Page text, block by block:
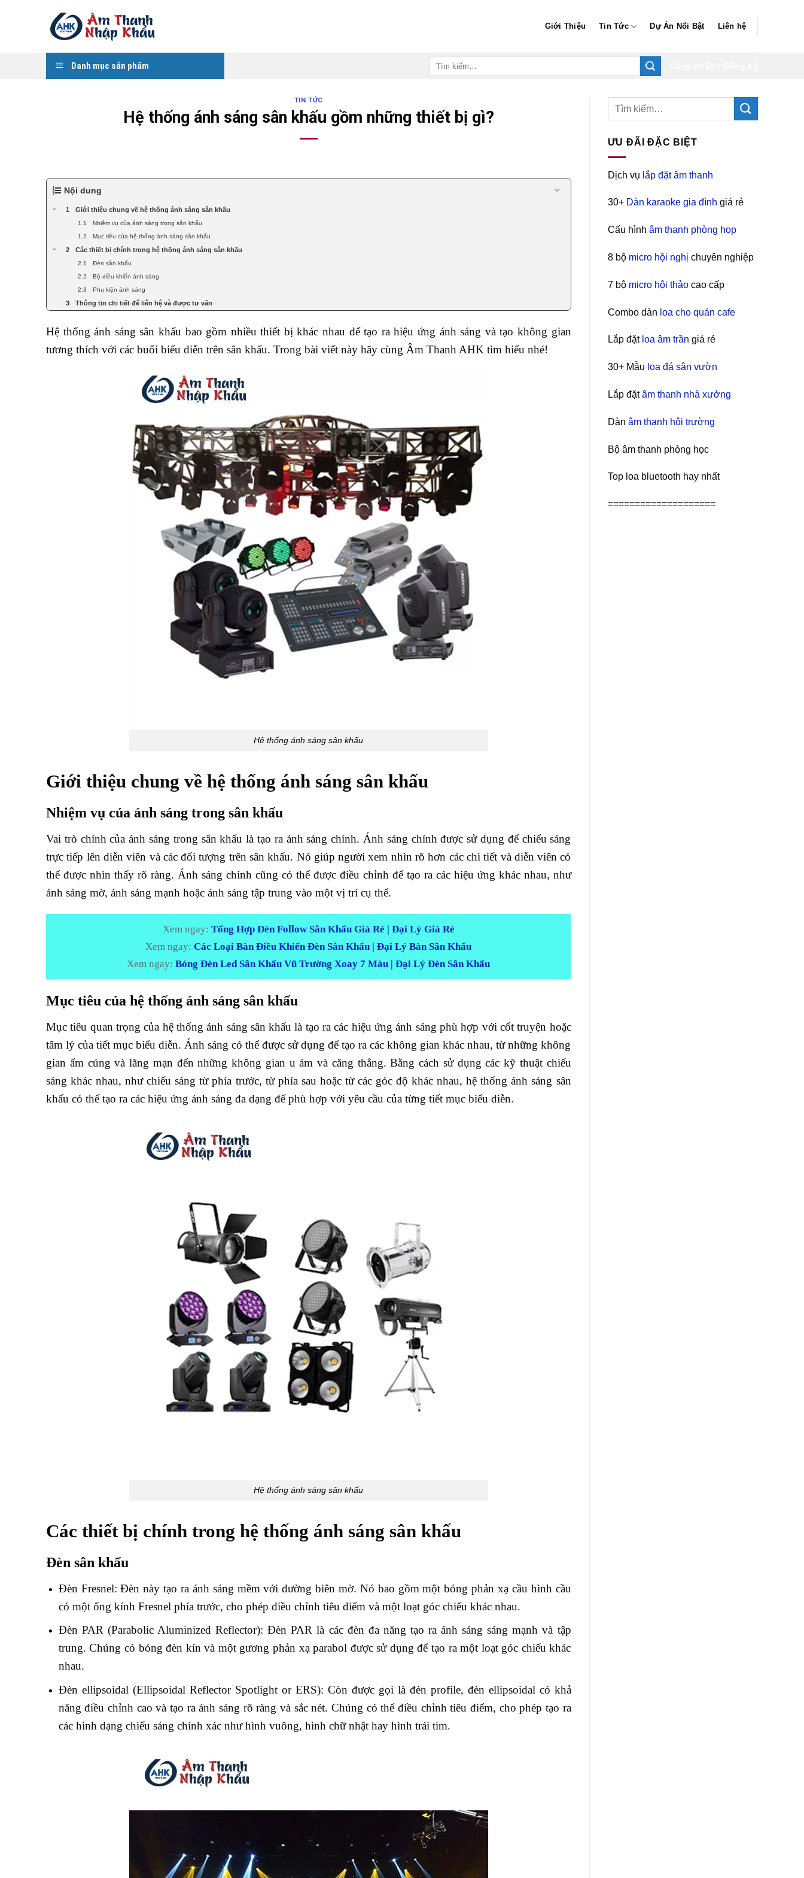
Giới Thiệu Tin Tức Dự Án Nổi Bật Liên hệ
Danh mục sản phẩm
TIN TỨC
Hệ thống ánh sáng sân khấu gồm những thiết bị gì?
Nội dung
Giới thiệu chung về hệ thống ánh sáng sân khấu
Nhiệm vụ của ánh sáng trong sân khấu
Mục tiêu của hệ thống ánh sáng sân khấu
Các thiết bị chính trong hệ thống ánh sáng sân khấu
Đèn sân khấu
Bộ điều khiển ánh sáng
Phụ kiện ánh sáng
Thông tin chi tiết để liên hệ và được tư vấn
Hệ thống ánh sáng sân khấu bao gồm nhiều thiết bị khác nhau để tạo ra hiệu ứng ánh sáng và tạo không gian
tương thích với các buổi biểu diễn trên sân khấu. Trong bài viết này hãy cùng Âm Thanh AHK tìm hiểu nhé!
Hệ thống ánh sáng sân khấu
Giới thiệu chung về hệ thống ánh sáng sân khấu
Nhiệm vụ của ánh sáng trong sân khấu
Vai trò chính của ánh sáng trong sân khấu là tạo ra ánh sáng chính. Ánh sáng chính được sử dụng để chiếu sáng
trực tiếp lên diễn viên và các đối tượng trên sân khấu. Nó giúp người xem nhìn rõ hơn các chi tiết và diễn viên có
thể được nhìn thấy rõ ràng. Ánh sáng chính cũng có thể được điều chỉnh để tạo ra các hiệu ứng khác nhau, như
ánh sáng mờ, ánh sáng mạnh hoặc ánh sáng tập trung vào một vị trí cụ thể.
Xem ngay: Tổng Hợp Đèn Follow Sân Khấu Giá Rẻ | Đại Lý Giá Rẻ
Xem ngay: Các Loại Bàn Điều Khiển Đèn Sân Khấu | Đại Lý Bàn Sân Khấu
Xem ngay: Bóng Đèn Led Sân Khấu Vũ Trường Xoay 7 Màu | Đại Lý Đèn Sân Khấu
Mục tiêu của hệ thống ánh sáng sân khấu
Mục tiêu quan trọng của hệ thống ánh sáng sân khấu là tạo ra các hiệu ứng ánh sáng phù hợp với cốt truyện hoặc
tâm lý của tiết mục biểu diễn. Ánh sáng có thể được sử dụng để tạo ra các không gian khác nhau, từ những không
gian ấm cúng và lãng mạn đến những không gian u ám và căng thẳng. Bằng cách sử dụng các kỹ thuật chiếu
sáng khác nhau, như chiếu sáng từ phía trước, từ phía sau hoặc từ các góc độ khác nhau, hệ thống ánh sáng sân
khấu có thể tạo ra các hiệu ứng ánh sáng đa dạng để phù hợp với yêu cầu của từng tiết mục biểu diễn.
Hệ thống ánh sáng sân khấu
Các thiết bị chính trong hệ thống ánh sáng sân khấu
Đèn sân khấu
Đèn Fresnel: Đèn này tạo ra ánh sáng mềm với đường biên mờ. Nó bao gồm một bóng phản xạ cầu hình cầu
có một ống kính Fresnel phía trước, cho phép điều chỉnh tiêu điểm và một loạt góc chiếu khác nhau.
Đèn PAR (Parabolic Aluminized Reflector): Đèn PAR là các đèn đa năng tạo ra ánh sáng sáng mạnh và tập
trung. Chúng có bóng đèn kín và một gương phản xạ parabol được sử dụng để tạo ra một loạt góc chiếu khác
nhau.
Đèn ellipsoidal (Ellipsoidal Reflector Spotlight or ERS): Còn được gọi là đèn profile, đèn ellipsoidal có khả
năng điều chỉnh cao và tạo ra ánh sáng rõ ràng và sắc nét. Chúng có thể điều chỉnh tiêu điểm, cho phép tạo ra
các hình dạng chiếu sáng chính xác như hình vuông, hình chữ nhật hay hình trái tim.
ƯU ĐÃI ĐẶC BIỆT
Dịch vụ lắp đặt âm thanh
30+ Dàn karaoke gia đình giá rẻ
Cấu hình âm thanh phòng họp
8 bộ micro hội nghị chuyên nghiệp
7 bộ micro hội thảocao cấp
Combo dàn loa cho quán cafe
Lắp đặt loa âm trần giá rẻ
30+ Mẫu loa đá sân vườn
Lắp đặtâm thanh nhà xưởng
Dàn âm thanh hội trường
Bộ âm thanh phòng học
Top loa bluetooth hay nhất
====================